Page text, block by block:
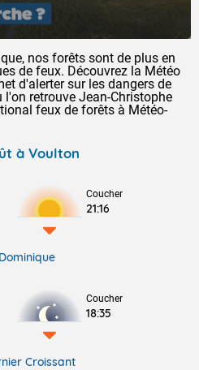
nos forêts sont de plus en
de feux. Découvrez la Météo
d'alerter sur les dangers de
retrouve Jean-Christophe
feux de forêts à Météo-
à Voulton
Coucher
21:16
Dominique
Coucher
18:35
Croissant